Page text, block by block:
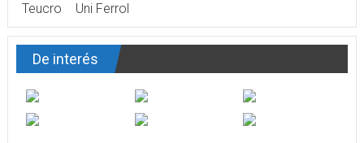
Teucro
Uni Ferrol
De interés